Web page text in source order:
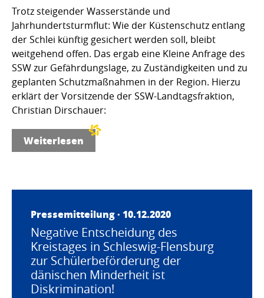
Trotz steigender Wasserstände und
Jahrhundertsturmflut: Wie der Küstenschutz entlang
der Schlei künftig gesichert werden soll, bleibt
weitgehend offen. Das ergab eine Kleine Anfrage des
SSW zur Gefährdungslage, zu Zuständigkeiten und zu
geplanten Schutzmaßnahmen in der Region. Hierzu
erklärt der Vorsitzende der SSW-Landtagsfraktion,
Christian Dirschauer:
Weiterlesen
Pressemitteilung · 10.12.2020
Negative Entscheidung des
Kreistages in Schleswig-Flensburg
zur Schülerbeförderung der
dänischen Minderheit ist
Diskrimination!